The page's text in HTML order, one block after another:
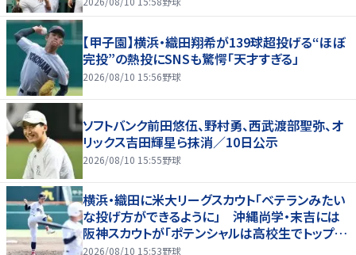
【甲子園】横浜・織田翔希が139球超投げる“ほぼ
完投”の熱投にSNSも驚愕「天才すぎる」
2026/08/10 15:56野球
ソフトバンク前田悠伍、野村勇、西武渡部聖弥、オ
リックス吉田輝星ら抹消／10日公示
2026/08/10 15:55野球
横浜・織田に米大リーグスカウト「ベテランみたい
な投げ方ができるように」 沖縄尚学・末吉には
阪神スカウトが「ポテンシャルは高校生でトップク
ラス」
2026/08/10 15:53野球